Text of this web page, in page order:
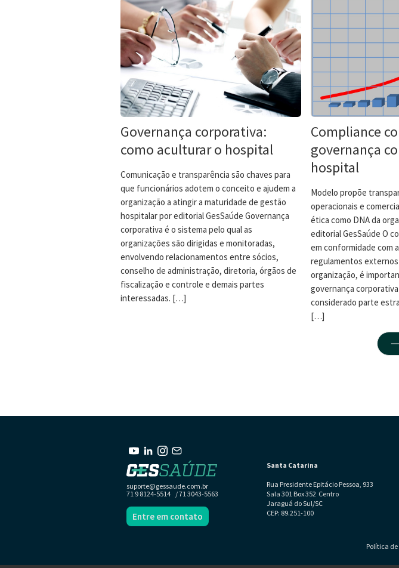
Governança corporativa:
como aculturar o hospital
Comunicação e transparência são chaves para
que funcionários adotem o conceito e ajudem a
organização a atingir a maturidade de gestão
hospitalar por editorial GesSaúde Governança
corporativa é o sistema pelo qual as
organizações são dirigidas e monitoradas,
envolvendo relacionamentos entre sócios,
conselho de administração, diretoria, órgãos de
fiscalização e controle e demais partes
interessadas. […]
Compliance
governança
hospital
Modelo propõe
operacionais e
ética como DNA da
editorial GesSaúde O
em conformidade com
regulamentos
organização, é
governança
considerado parte
[…]
suporte@gessaude.com.br
71 9 8124-5514 / 71 3043-5563
Entre em contato
Santa Catarina
Rua Presidente Epitácio Pessoa, 933
Sala 301 Box 352 Centro
Jaraguá do Sul/SC
CEP: 89.251-100
Política